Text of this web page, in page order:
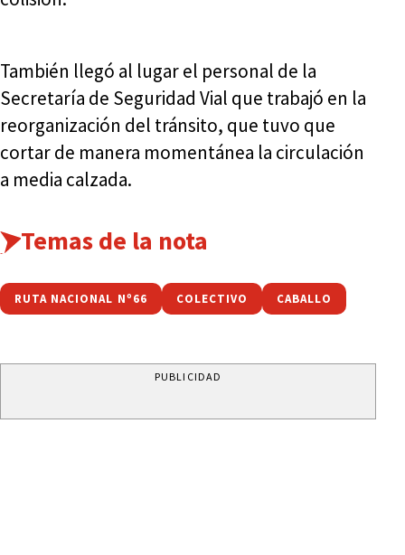
También llegó al lugar el personal de la
Secretaría de Seguridad Vial que trabajó en la
reorganización del tránsito, que tuvo que
cortar de manera momentánea la circulación
a media calzada.
Temas de la nota
RUTA NACIONAL Nº66 COLECTIVO CABALLO
PUBLICIDAD